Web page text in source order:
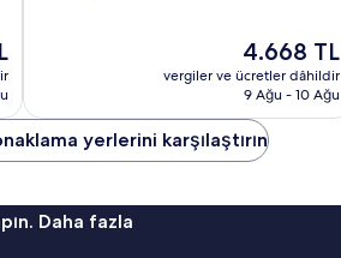
Güncel
fiyat:
4.668 TL
4.668 TL
vergiler ve ücretler dâhildir
9 Ağu - 10 Ağu
yerlerini karşılaştırın
Daha fazla